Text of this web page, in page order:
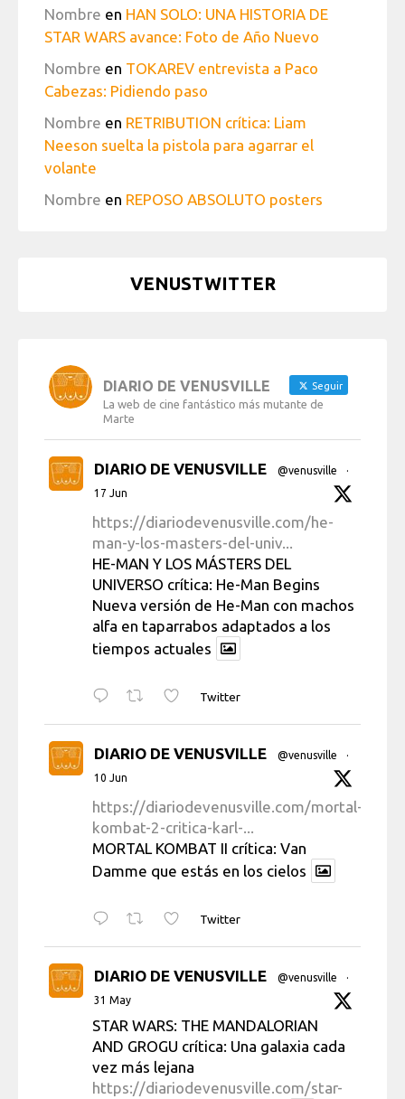
Nombre en HAN SOLO: UNA HISTORIA DE
STAR WARS avance: Foto de Año Nuevo
Nombre en TOKAREV entrevista a Paco
Cabezas: Pidiendo paso
Nombre en RETRIBUTION crítica: Liam
Neeson suelta la pistola para agarrar el
volante
Nombre en REPOSO ABSOLUTO posters
VENUSTWITTER
DIARIO DE VENUSVILLE Seguir
La web de cine fantástico más mutante de
Marte
DIARIO DE VENUSVILLE @venusville
·
17 Jun
https://diariodevenusville.com/he-
man-y-los-masters-del-univ...
HE-MAN Y LOS MÁSTERS DEL
UNIVERSO crítica: He-Man Begins
Nueva versión de He-Man con machos
alfa en taparrabos adaptados a los
tiempos actuales
Twitter
DIARIO DE VENUSVILLE @venusville
·
10 Jun
https://diariodevenusville.com/mortal-
kombat-2-critica-karl-...
MORTAL KOMBAT II crítica: Van
Damme que estás en los cielos
Twitter
DIARIO DE VENUSVILLE @venusville
·
31 May
STAR WARS: THE MANDALORIAN
AND GROGU crítica: Una galaxia cada
vez más lejana
https://diariodevenusville.com/star-